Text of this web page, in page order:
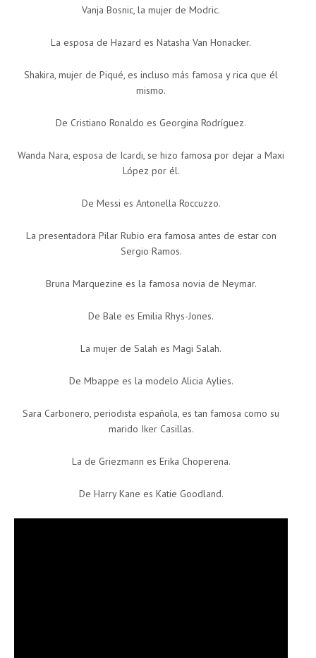
Vanja Bosnic, la mujer de Modric.
La esposa de Hazard es Natasha Van Honacker.
Shakira, mujer de Piqué, es incluso más famosa y rica que él
mismo.
De Cristiano Ronaldo es Georgina Rodríguez.
Wanda Nara, esposa de Icardi, se hizo famosa por dejar a Maxi
López por él.
De Messi es Antonella Roccuzzo.
La presentadora Pilar Rubio era famosa antes de estar con
Sergio Ramos.
Bruna Marquezine es la famosa novia de Neymar.
De Bale es Emilia Rhys-Jones.
La mujer de Salah es Magi Salah.
De Mbappe es la modelo Alicia Aylies.
Sara Carbonero, periodista española, es tan famosa como su
marido Iker Casillas.
La de Griezmann es Erika Choperena.
De Harry Kane es Katie Goodland.